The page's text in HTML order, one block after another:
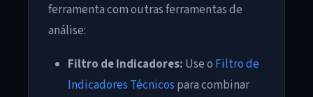
ferramenta com outras ferramentas de
análise:
Filtro de Indicadores: Use o Filtro de
Indicadores Técnicos para combinar